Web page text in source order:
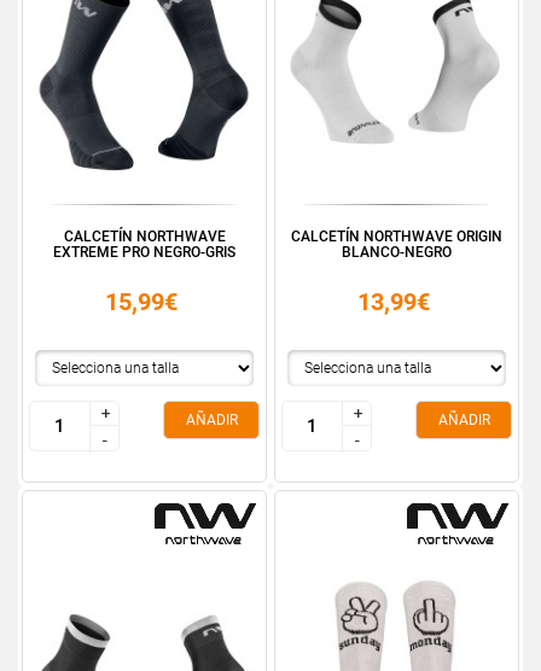
CALCETÍN NORTHWAVE
EXTREME PRO NEGRO-GRIS
15,99€
+
-
+
-
AÑADIR
CALCETÍN NORTHWAVE ORIGIN
BLANCO-NEGRO
13,99€
+
-
+
-
AÑADIR